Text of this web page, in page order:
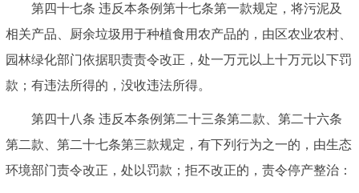
第四十七条 违反本条例第十七条第一款规定，将污泥及
相关产品、厨余垃圾用于种植食用农产品的，由区农业农村、
园林绿化部门依据职责责令改正，处一万元以上十万元以下罚
款；有违法所得的，没收违法所得。
第四十八条 违反本条例第二十三条第二款、第二十六条
第二款、第二十七条第三款规定，有下列行为之一的，由生态
环境部门责令改正，处以罚款；拒不改正的，责令停产整治：